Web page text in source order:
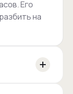
Его
на